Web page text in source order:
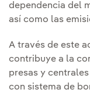
dependencia del
así como las
A través de este
contribuye a la
presas y
con sistema de